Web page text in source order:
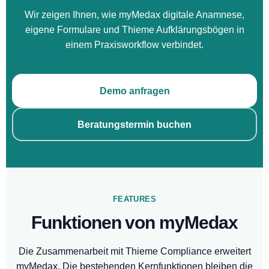
Wir zeigen Ihnen, wie myMedax digitale Anamnese,
eigene Formulare und Thieme Aufklärungsbögen in
einem Praxisworkflow verbindet.
Demo anfragen
Beratungstermin buchen
FEATURES
Funktionen von myMedax
Die Zusammenarbeit mit Thieme Compliance erweitert
myMedax. Die bestehenden Kernfunktionen bleiben die